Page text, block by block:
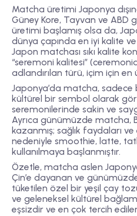
Matcha üretimi Japonya
Güney Kore, Tayvan ve ABD
üretimi başlamış olsa da,
dünya çapında en iyi kalite
Japon matchası sıkı kalite
“seremoni kalitesi”
adlandırılan türü, içim için
Japonya’da matcha, sadece
kültürel bir sembol olarak
seremonilerinde sakin ve
Ayrıca günümüzde matcha,
kazanmış; sağlık faydaları ve
nedeniyle smoothie, latte,
kullanılmaya başlanmıştır.
Özetle, matcha aslen
Çin’e dayanan ve
tüketilen özel bir yeşil çay
ve geleneksel kültürel
eşsizdir ve en çok tercih